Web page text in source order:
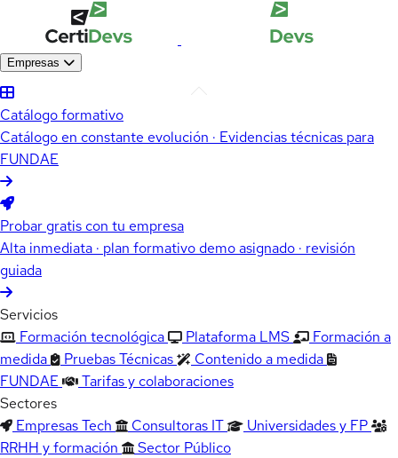
Empresas
Catálogo formativo
Catálogo en constante evolución · Evidencias técnicas para
FUNDAE
Probar gratis con tu empresa
Alta inmediata · plan formativo demo asignado · revisión
guiada
Servicios
Formación tecnológica
Plataforma LMS
Formación a
medida
Pruebas Técnicas
Contenido a medida
FUNDAE
Tarifas y colaboraciones
Sectores
Empresas Tech
Consultoras IT
Universidades y FP
RRHH y formación
Sector Público